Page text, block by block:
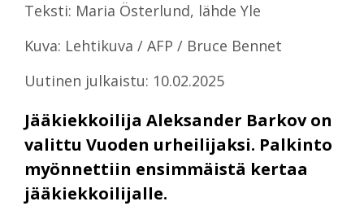
Teksti: Maria Österlund, lähde Yle
Kuva: Lehtikuva / AFP / Bruce Bennet
Uutinen julkaistu: 10.02.2025
Jääkiekkoilija Aleksander Barkov on
valittu Vuoden urheilijaksi. Palkinto
myönnettiin ensimmäistä kertaa
jääkiekkoilijalle.